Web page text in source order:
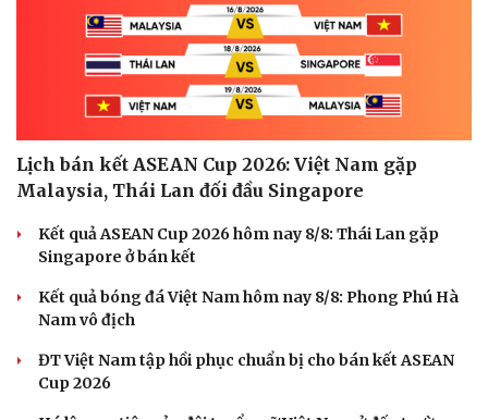
Lịch bán kết ASEAN Cup 2026: Việt Nam gặp
Malaysia, Thái Lan đối đầu Singapore
Kết quả ASEAN Cup 2026 hôm nay 8/8: Thái Lan gặp
Singapore ở bán kết
Kết quả bóng đá Việt Nam hôm nay 8/8: Phong Phú Hà
Nam vô địch
ĐT Việt Nam tập hồi phục chuẩn bị cho bán kết ASEAN
Cup 2026